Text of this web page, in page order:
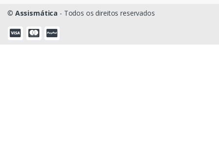
© Assismática - Todos os direitos reservados